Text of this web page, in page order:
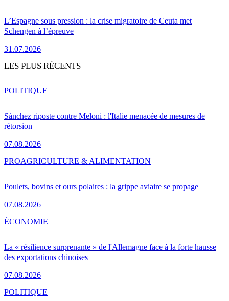
L’Espagne sous pression : la crise migratoire de Ceuta met
Schengen à l’épreuve
31.07.2026
LES PLUS RÉCENTS
Sánchez riposte contre Meloni : l'Italie menacée de mesures de
rétorsion
07.08.2026
POLITIQUE
Poulets, bovins et ours polaires : la grippe aviaire se propage
07.08.2026
PROAGRICULTURE & ALIMENTATION
La « résilience surprenante » de l'Allemagne face à la forte hausse
des exportations chinoises
07.08.2026
ÉCONOMIE
POLITIQUE